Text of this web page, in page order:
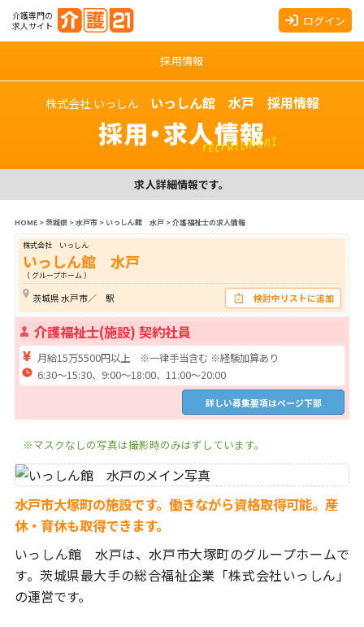
介護専門の
求人サイト
ログイン
採用情報
株式会社 いっしん いっしん館 水戸 採用情報
採用・求人情報
recruitment
求人詳細情報です。
HOME>茨城県>水戸市> いっしん館 水戸>介護福祉士の求人情報
株式会社 いっしん
いっしん館 水戸
（ グループホーム ）
茨城県 水戸市／ 駅 検討中リストに追加
介護福祉士(施設) 契約社員
月給15万5500円以上 ※一律手当含む ※経験加算あり
6:30～15:30、9:00～18:00、11:00～20:00
詳しい募集要項はページ下部
※マスクなしの写真は撮影時のみはずしています。
水戸市大塚町の施設です。働きながら資格取得可能。産
休・育休も取得できます。
いっしん館 水戸は、水戸市大塚町のグループホームで
す。茨城県最大手の総合福祉企業「株式会社いっしん」
の運営です。